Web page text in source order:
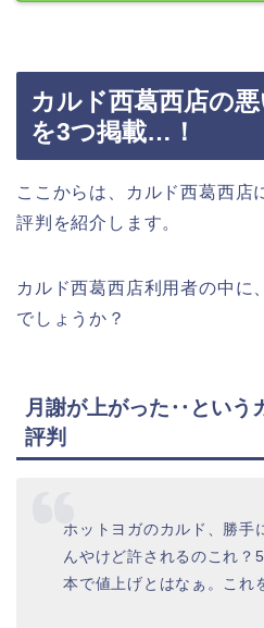
カルド西葛西店の
を3つ掲載…！
ここからは、カルド西葛西店
評判を紹介します。
カルド西葛西店利用者の中に
でしょうか？
月謝が上がった‥という
評判
ホットヨガのカルド、勝手
んやけど許されるのこれ？
本で値上げとはなぁ。これ